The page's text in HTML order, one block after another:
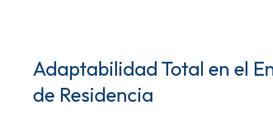
Adaptabilidad Total en el
de Residencia